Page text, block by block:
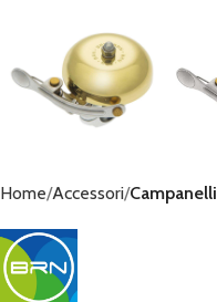
Home Accessori Campanelli